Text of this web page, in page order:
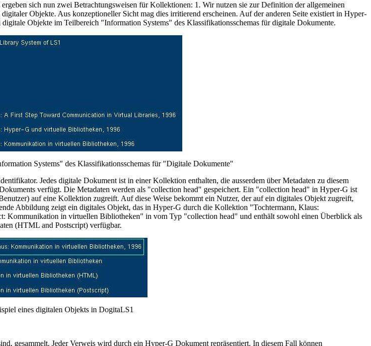
sich nun zwei Betrachtungsweisen für Kollektionen: 1. Wir nutzen sie zur Definition der allgemeinen
Objekte. Aus konzeptioneller Sicht mag dies irritierend erscheinen. Auf der anderen Seite existiert in Hyper-
Objekte im Teilbereich "Information Systems" des Klassifikationsschemas für digitale Dokumente.
Systems" des Klassifikationsschemas für "Digitale Dokumente"
Jedes digitale Dokument ist in einer Kollektion enthalten, die ausserdem über Metadaten zu diesem
verfügt. Die Metadaten werden als "collection head" gespeichert. Ein "collection head" in Hyper-G ist
auf eine Kollektion zugreift. Auf diese Weise bekommt ein Nutzer, der auf ein digitales Objekt zugreift,
Abbildung zeigt ein digitales Objekt, das in Hyper-G durch die Kollektion "Tochtermann, Klaus:
in virtuellen Bibliotheken" in vom Typ "collection head" und enthält sowohl einen Überblick als
(HTML and Postscript) verfügbar.
eines digitalen Objekts in DogitaLS1
gesammelt. Jeder Verweis wird durch ein Hyper-G Dokument repräsentiert. In diesem Fall können